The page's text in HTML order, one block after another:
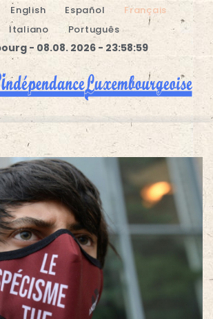
English Español
Français
Italiano
Português
- 08.08. 2026 - 23:59:00